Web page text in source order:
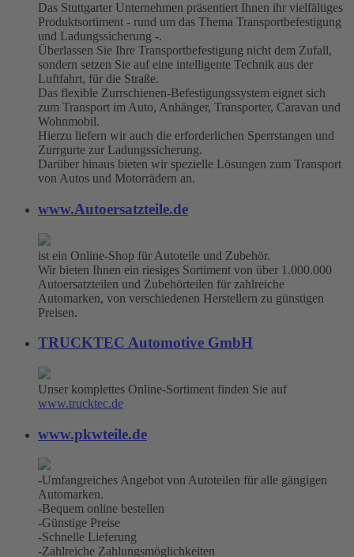
Das Stuttgarter Unternehmen präsentiert Ihnen ihr vielfältiges
Produktsortiment - rund um das Thema Transportbefestigung
und Ladungssicherung -.
Überlassen Sie Ihre Transportbefestigung nicht dem Zufall,
sondern setzen Sie auf eine intelligente Technik aus der
Luftfahrt, für die Straße.
Das flexible Zurrschienen-Befestigungssystem eignet sich
zum Transport im Auto, Anhänger, Transporter, Caravan und
Wohnmobil.
Hierzu liefern wir auch die erforderlichen Sperrstangen und
Zurrgurte zur Ladungssicherung.
Darüber hinaus bieten wir spezielle Lösungen zum Transport
von Autos und Motorrädern an.
www.Autoersatzteile.de
ist ein Online-Shop für Autoteile und Zubehör.
Wir bieten Ihnen ein riesiges Sortiment von über 1.000.000
Autoersatzteilen und Zubehörteilen für zahlreiche
Automarken, von verschiedenen Herstellern zu günstigen
Preisen.
TRUCKTEC Automotive GmbH
Unser komplettes Online-Sortiment finden Sie auf
www.trucktec.de
www.pkwteile.de
-Umfangreiches Angebot von Autoteilen für alle gängigen
Automarken.
-Bequem online bestellen
-Günstige Preise
-Schnelle Lieferung
-Zahlreiche Zahlungsmöglichkeiten